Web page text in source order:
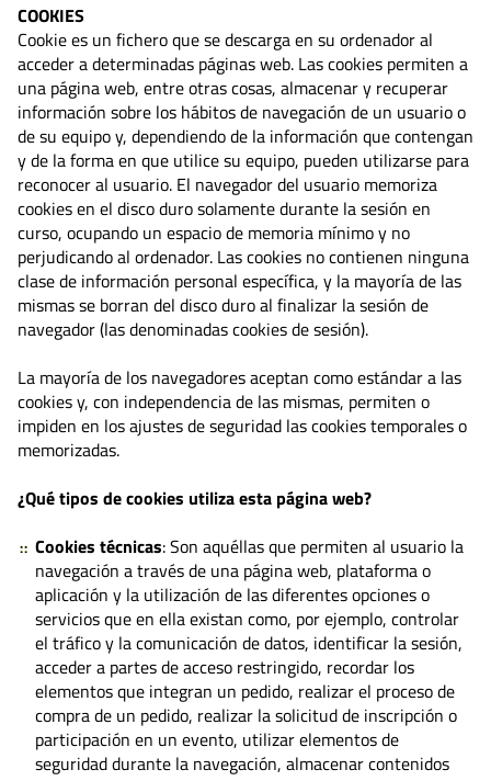
COOKIES
Cookie es un fichero que se descarga en su ordenador al
acceder a determinadas páginas web. Las cookies permiten a
una página web, entre otras cosas, almacenar y recuperar
información sobre los hábitos de navegación de un usuario o
de su equipo y, dependiendo de la información que contengan
y de la forma en que utilice su equipo, pueden utilizarse para
reconocer al usuario. El navegador del usuario memoriza
cookies en el disco duro solamente durante la sesión en
curso, ocupando un espacio de memoria mínimo y no
perjudicando al ordenador. Las cookies no contienen ninguna
clase de información personal específica, y la mayoría de las
mismas se borran del disco duro al finalizar la sesión de
navegador (las denominadas cookies de sesión).
La mayoría de los navegadores aceptan como estándar a las
cookies y, con independencia de las mismas, permiten o
impiden en los ajustes de seguridad las cookies temporales o
memorizadas.
¿Qué tipos de cookies utiliza esta página web?
Cookies técnicas: Son aquéllas que permiten al usuario la
navegación a través de una página web, plataforma o
aplicación y la utilización de las diferentes opciones o
servicios que en ella existan como, por ejemplo, controlar
el tráfico y la comunicación de datos, identificar la sesión,
acceder a partes de acceso restringido, recordar los
elementos que integran un pedido, realizar el proceso de
compra de un pedido, realizar la solicitud de inscripción o
participación en un evento, utilizar elementos de
seguridad durante la navegación, almacenar contenidos